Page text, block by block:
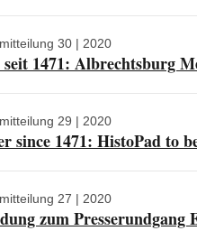
30 | 2020
1471: Albrechtsburg
29 | 2020
since 1471: HistoPad to
27 | 2020
zum